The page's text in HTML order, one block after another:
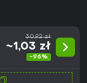
30,92 zł
~1,03 zł
-96%